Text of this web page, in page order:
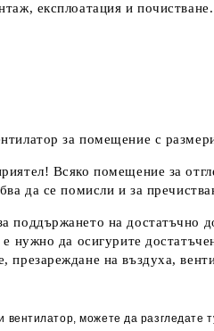
експлоатация и почистване.
за помещение с
Всяко помещение за
да се помисли и за
поддържането на достатъчно
е нужно да осигурите
презареждане на въздуха,
можете да разгледате